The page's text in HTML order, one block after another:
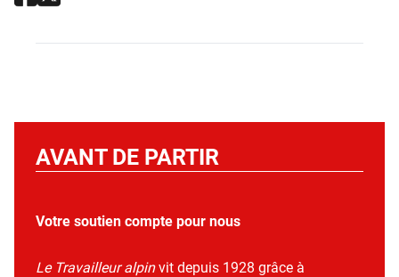
AVANT DE PARTIR
Votre soutien compte pour nous
Le Travailleur alpinvit depuis 1928 grâce à